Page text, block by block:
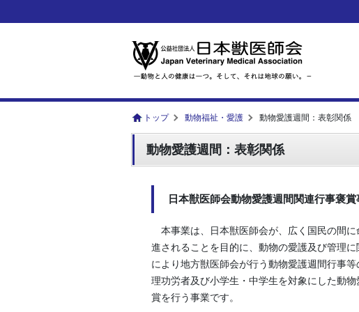
トップ 動物福祉・愛護 動物愛護週間：表彰関係
動物愛護週間：表彰関係
日本獣医師会動物愛護週間関連行事褒賞
本事業は、日本獣医師会が、広く国民の間
進されることを目的に、動物の愛護及び管理
により地方獣医師会が行う動物愛護週間行事
理功労者及び小学生・中学生を対象にした動
賞を行う事業です。